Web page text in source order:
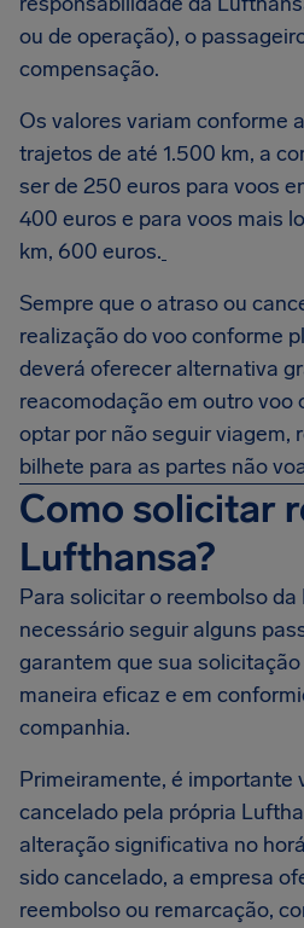
ou de operação), o
compensação.
Os valores variam conforme
trajetos de até 1.500 km, a
ser de 250 euros para voos
400 euros e para voos mais
km, 600 euros.
Sempre que o atraso ou
realização do voo conforme
deverá oferecer alternativa
reacomodação em outro voo
optar por não seguir viagem,
bilhete para as partes não
Como solicitar
Lufthansa?
Para solicitar o reembolso da
necessário seguir alguns
garantem que sua
maneira eficaz e em
companhia.
Primeiramente, é importante
cancelado pela própria
alteração significativa no
sido cancelado, a empresa
reembolso ou remarcação,